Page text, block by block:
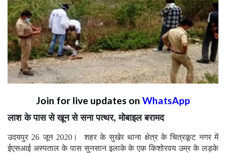
Join for live updates on WhatsApp
लाश के पास से खून से सना पत्थर, मोबाइल बरामद
उदयपुर 26 जून 2020। शहर के सुखेर थाना क्षेत्र के चित्रकूट नगर में
ईएसआई अस्पताल के पास सुनसान इलाके के एक किशोरवय उम्र के लड़के